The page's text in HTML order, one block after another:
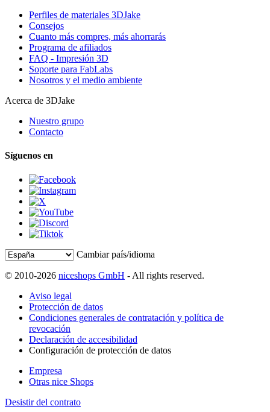
Perfiles de materiales 3DJake
Consejos
Cuanto más compres, más ahorrarás
Programa de afiliados
FAQ - Impresión 3D
Soporte para FabLabs
Nosotros y el medio ambiente
Acerca de 3DJake
Nuestro grupo
Contacto
Síguenos en
Cambiar país/idioma
© 2010-2026 niceshops GmbH - All rights reserved.
Aviso legal
Protección de datos
Condiciones generales de contratación y política de
revocación
Declaración de accesibilidad
Configuración de protección de datos
Empresa
Otras nice Shops
Desistir del contrato